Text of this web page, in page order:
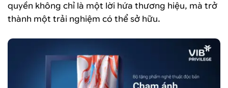
quyền không chỉ là một lời hứa thương hiệu, mà trở
thành một trải nghiệm có thể sở hữu.